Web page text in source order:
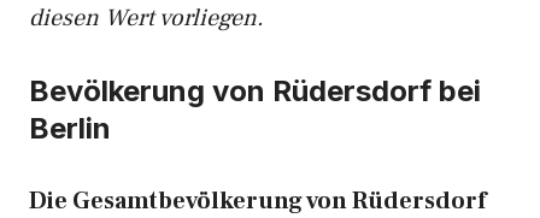
diesen Wert vorliegen.
Bevölkerung von Rüdersdorf bei
Berlin
Die Gesamtbevölkerung von Rüdersdorf